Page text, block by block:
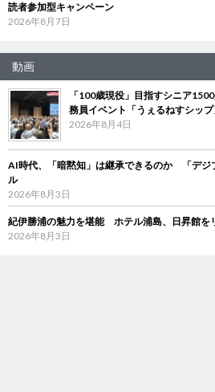
読者参加型キャンペーン
2026年8月7日
動画
「100歳現役」目指すシニア
務員イベント「うぇるねすシップ
2026年8月4日
AI時代、「暗黙知」は継承できるのか 「デジ
ル
2026年8月3日
紀伊勝浦の魅力を堪能 ホテル浦島、日昇館を
2026年8月3日